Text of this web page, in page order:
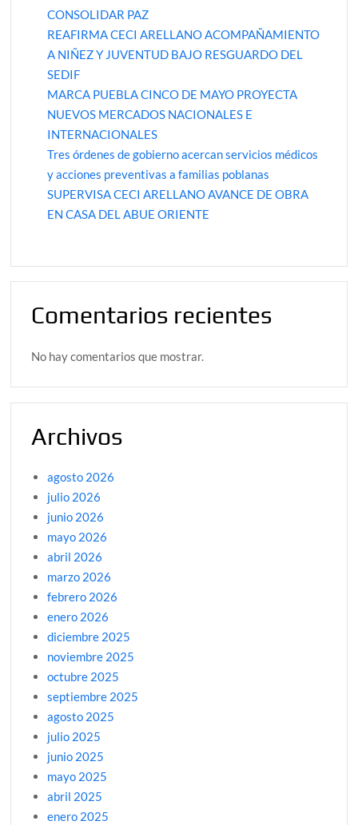
CONSOLIDAR PAZ
REAFIRMA CECI ARELLANO ACOMPAÑAMIENTO
A NIÑEZ Y JUVENTUD BAJO RESGUARDO DEL
SEDIF
MARCA PUEBLA CINCO DE MAYO PROYECTA
NUEVOS MERCADOS NACIONALES E
INTERNACIONALES
Tres órdenes de gobierno acercan servicios médicos
y acciones preventivas a familias poblanas
SUPERVISA CECI ARELLANO AVANCE DE OBRA
EN CASA DEL ABUE ORIENTE
Comentarios recientes
No hay comentarios que mostrar.
Archivos
agosto 2026
julio 2026
junio 2026
mayo 2026
abril 2026
marzo 2026
febrero 2026
enero 2026
diciembre 2025
noviembre 2025
octubre 2025
septiembre 2025
agosto 2025
julio 2025
junio 2025
mayo 2025
abril 2025
enero 2025